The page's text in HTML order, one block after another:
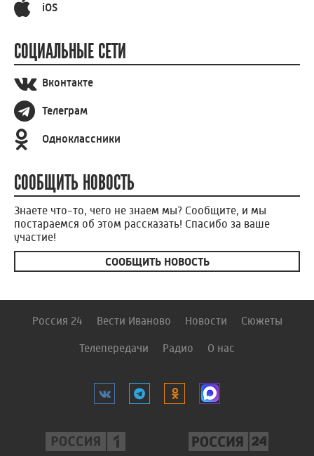
iOS
СОЦИАЛЬНЫЕ СЕТИ
Вконтакте
Телеграм
Одноклассники
СООБЩИТЬ НОВОСТЬ
Знаете что-то, чего не знаем мы? Сообщите, и мы
постараемся об этом рассказать! Спасибо за ваше
участие!
СООБЩИТЬ НОВОСТЬ
Россия 24 Вести Иваново Новости Сюжеты
Телепередачи Радио О нас